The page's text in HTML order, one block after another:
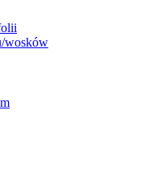
wosków